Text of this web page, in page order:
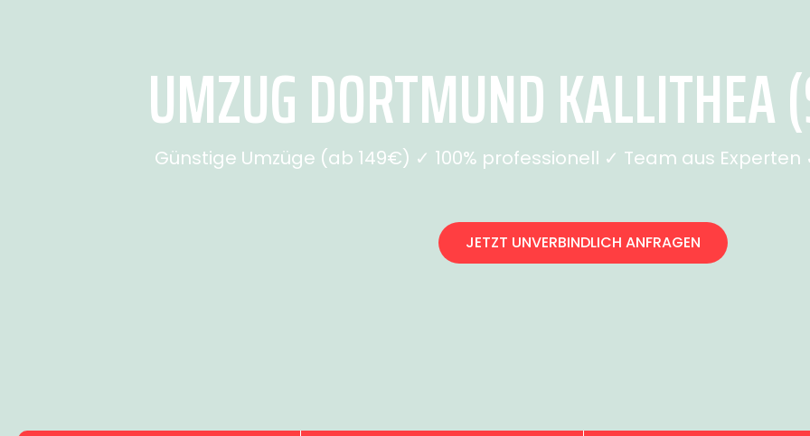
UMZUG DORTMUND
Günstige Umzüge (ab 149€) ✓ 100% professionell ✓ Team aus
JETZT UNVERBINDLICH ANFRAGEN